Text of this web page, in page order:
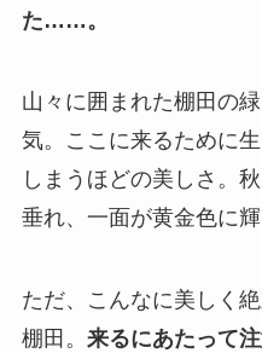
た……。
山々に囲まれた棚田の
気。ここに来るために
しまうほどの美しさ。
垂れ、一面が黄金色に輝
ただ、こんなに美しく
棚田。 来るにあたって